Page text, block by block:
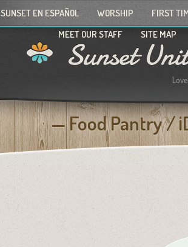
SUNSET EN ESPAÑOL WORSHIP
FIRST
MEET OUR STAFF
SITE MAP
Sunset
Food Pantry /